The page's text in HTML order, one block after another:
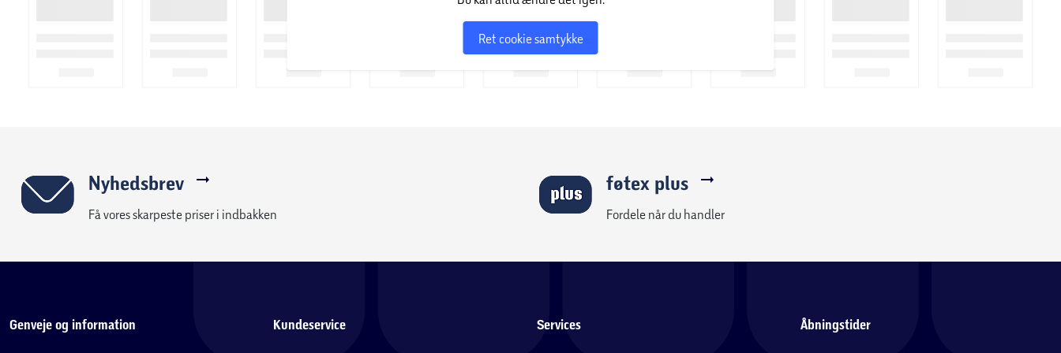
Ret cookie samtykke
Nyhedsbrev
Få vores skarpeste priser i indbakken
føtex plus
Fordele når du handler
Genveje og information Kundeservice Services Åbningstider